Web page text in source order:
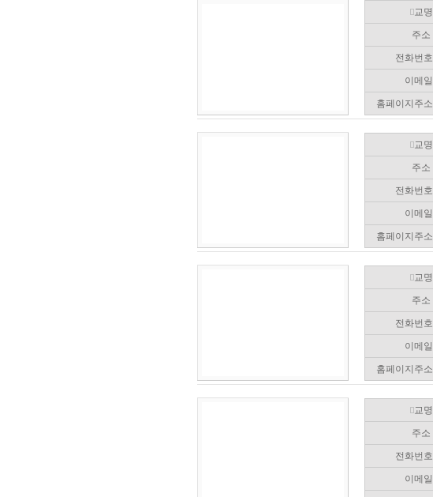
교명
주소
전화번호
이메일
홈페이지주소
교명
주소
전화번호
이메일
홈페이지주소
교명
주소
전화번호
이메일
홈페이지주소
교명
주소
전화번호
이메일